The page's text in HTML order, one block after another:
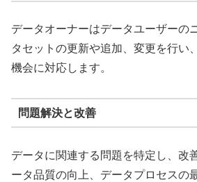
データオーナーはデータユーザーの
タセットの更新や追加、変更を行い
機会に対応します。
問題解決と改善
データに関連する問題を特定し、改
ータ品質の向上、データプロセスの